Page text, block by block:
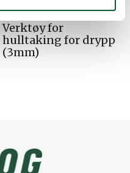
Verktøy for
hulltaking for drypp
(3mm)